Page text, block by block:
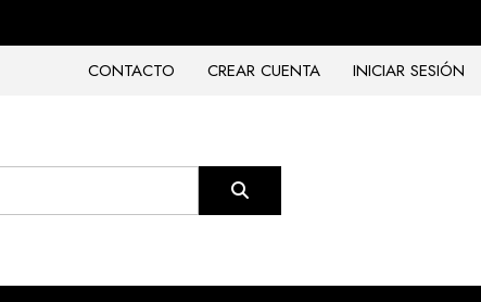
CONTACTO
CREAR CUENTA INICIAR SESIÓN